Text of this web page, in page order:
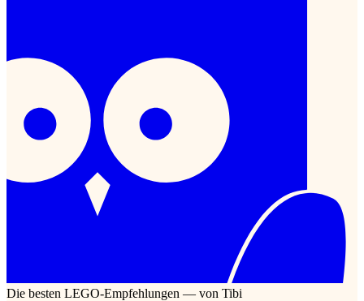
Die besten LEGO-Empfehlungen — von Tibi